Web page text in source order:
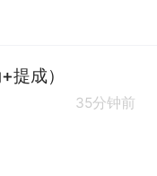
成）
35分钟前